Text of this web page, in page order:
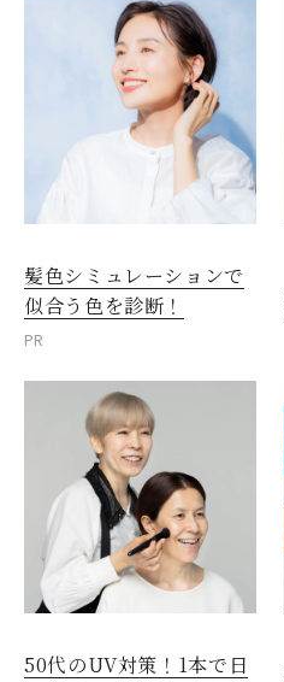
髪色シミュレーションで
似合う色を診断！
PR
50代のUV対策！1本で日